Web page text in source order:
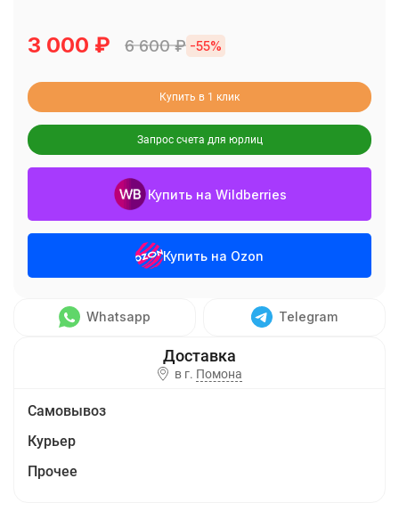
3 000 ₽ 6 600₽ -55%
Купить в 1 клик
Запрос счета для юрлиц
Купить на Wildberries
Купить на Ozon
Whatsapp Telegram
в г. Помона
Самовывоз
Курьер
Прочее